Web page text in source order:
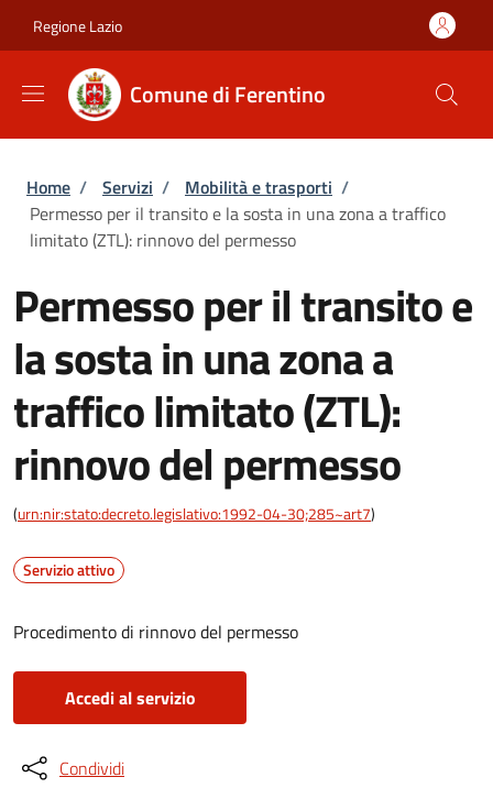
Regione Lazio
Comune di Ferentino
Briciole di pane
Home / Servizi / Mobilità e trasporti /
Permesso per il transito e la sosta in una zona a traffico
limitato (ZTL): rinnovo del permesso
Permesso per il transito e
la sosta in una zona a
traffico limitato (ZTL):
rinnovo del permesso
(urn:nir:stato:decreto.legislativo:1992-04-30;285~art7)
Servizio attivo
Procedimento di rinnovo del permesso
Accedi al servizio
Condividi